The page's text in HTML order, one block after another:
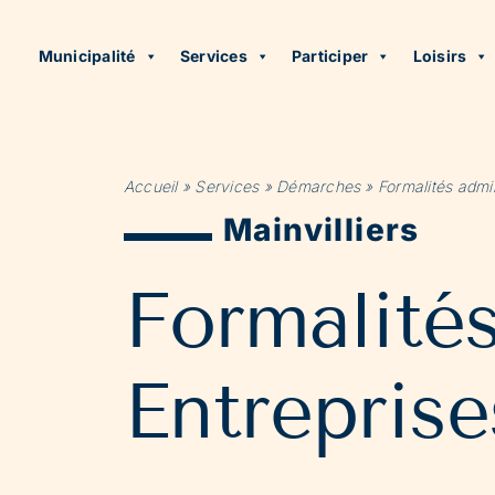
Municipalité Services Participer Loisirs
Accueil» Services» Démarches» Formalités
Mainvilliers